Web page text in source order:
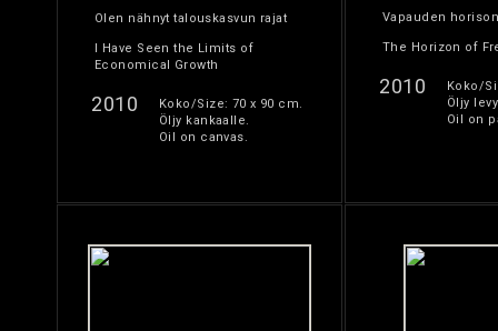
Olen nähnyt talouskasvun rajat
I Have Seen the Limits of
Economical Growth
2010
Koko/Size: 70 x 90 cm.
Öljy kankaalle.
Oil on canvas.
Vapauden
The Horizon of
2010
Koko/
Öljy
Oil on